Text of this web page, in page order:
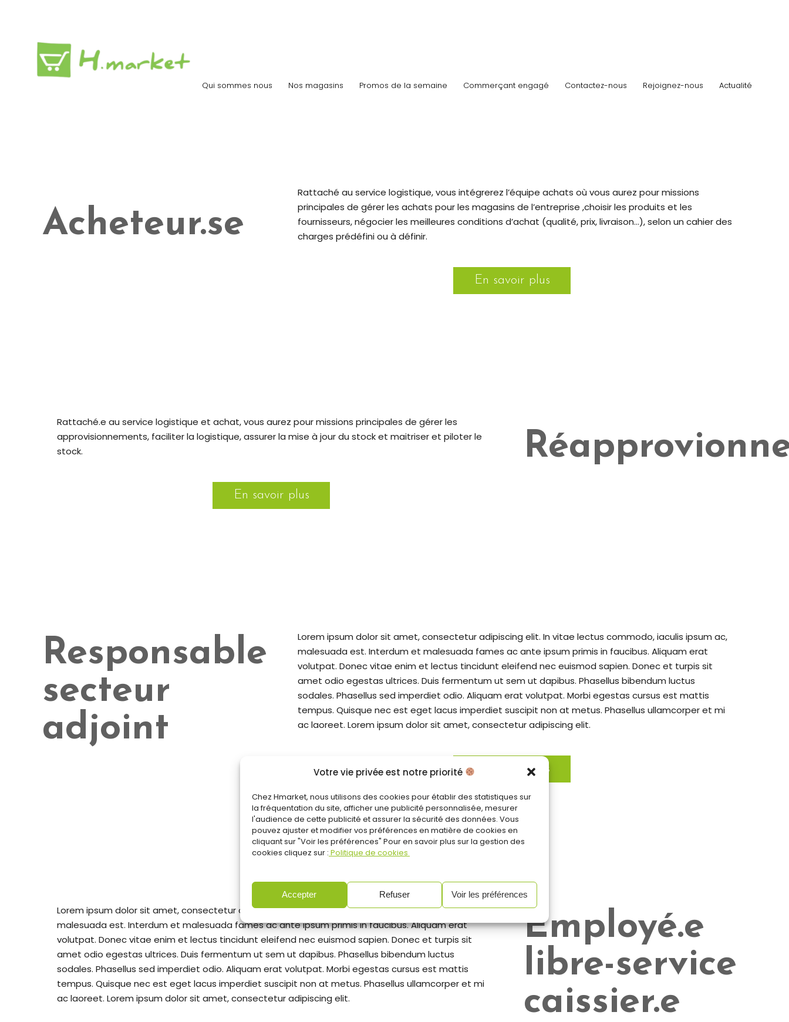
Votre vie privée est notre priorité
Chez Hmarket, nous utilisons des cookies pour établir des statistiques sur
la fréquentation du site, afficher une publicité personnalisée, mesurer
l'audience de cette publicité et assurer la sécurité des données. Vous
pouvez ajuster et modifier vos préférences en matière de cookies en
cliquant sur "Voir les préférences" Pour en savoir plus sur la gestion des
cookies cliquez sur : Politique de cookies
Accepter Refuser Voir les préférences
Qui sommes nous Nos magasins Promos de la semaine Commerçant engagé Contactez-nous Rejoignez-nous Actualité
Acheteur.se
Rattaché au service logistique, vous intégrerez l’équipe achats où vous aurez pour missions
principales de gérer les achats pour les magasins de l’entreprise ,choisir les produits et les
fournisseurs, négocier les meilleures conditions d’achat (qualité, prix, livraison…), selon un cahier des
charges prédéfini ou à définir.
En savoir plus
Rattaché.e au service logistique et achat, vous aurez pour missions principales de gérer les
approvisionnements, faciliter la logistique, assurer la mise à jour du stock et maitriser et piloter le
stock.
En savoir plus
Responsable
secteur
adjoint
Lorem ipsum dolor sit amet, consectetur adipiscing elit. In vitae lectus commodo, iaculis ipsum ac,
malesuada est. Interdum et malesuada fames ac ante ipsum primis in faucibus. Aliquam erat
volutpat. Donec vitae enim et lectus tincidunt eleifend nec euismod sapien. Donec et turpis sit
amet odio egestas ultrices. Duis fermentum ut sem ut dapibus. Phasellus bibendum luctus
sodales. Phasellus sed imperdiet odio. Aliquam erat volutpat. Morbi egestas cursus est mattis
tempus. Quisque nec est eget lacus imperdiet suscipit non at metus. Phasellus ullamcorper et mi
ac laoreet. Lorem ipsum dolor sit amet, consectetur adipiscing elit.
En savoir plus
Lorem ipsum dolor sit amet, consectetur adipiscing elit. In vitae lectus commodo, iaculis ipsum ac,
malesuada est. Interdum et malesuada fames ac ante ipsum primis in faucibus. Aliquam erat
volutpat. Donec vitae enim et lectus tincidunt eleifend nec euismod sapien. Donec et turpis sit
amet odio egestas ultrices. Duis fermentum ut sem ut dapibus. Phasellus bibendum luctus
sodales. Phasellus sed imperdiet odio. Aliquam erat volutpat. Morbi egestas cursus est mattis
tempus. Quisque nec est eget lacus imperdiet suscipit non at metus. Phasellus ullamcorper et mi
ac laoreet. Lorem ipsum dolor sit amet, consectetur adipiscing elit.
Employé.e
libre-service
caissier.e